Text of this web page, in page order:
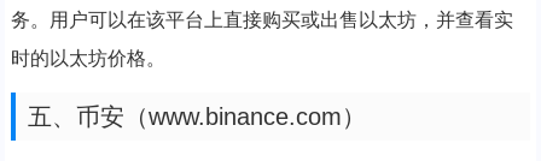
务。用户可以在该平台上直接购买或出售以太坊，并查看实
时的以太坊价格。
五、币安（www.binance.com）